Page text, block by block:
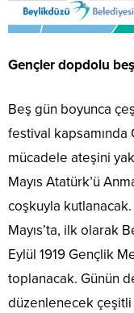
Gençler dopdolu
Beş gün boyunca
festival kapsamında
mücadele ateşini
Mayıs Atatürk’ü
coşkuyla
Mayıs’ta, ilk olarak
Eylül 1919 Gençlik
toplanacak. Günün
düzenlenecek çeşitli